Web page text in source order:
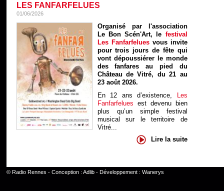
LES FANFARFELUES
01/06/2026
Organisé par l'association
Le Bon Scén'Art, le festival
Les Fanfarfelues vous invite
pour trois jours de fête qui
vont dépoussiérer le monde
des fanfares au pied du
Château de Vitré, du 21 au
23 août 2026.
En 12 ans d’existence, Les
Fanfarfelues est devenu bien
plus qu’un simple festival
musical sur le territoire de
Vitré...
Lire la suite
© Radio Rennes - Conception : Adlib- Développement : Wanerys